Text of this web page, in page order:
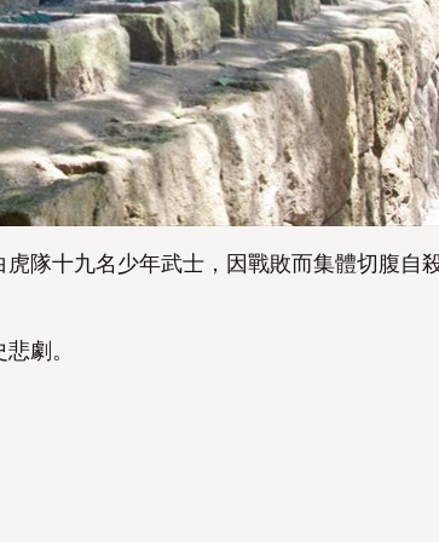
隊十九名少年武士，因戰敗而集體切腹自
劇。